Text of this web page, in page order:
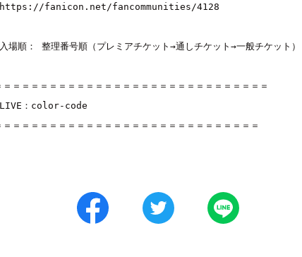
fanicon.net/fancommunities/4128
場順： 整理番号順（プレミアチケット→通しチケット→一般チケット）
＝＝＝＝＝＝＝＝＝＝＝＝＝＝＝＝＝＝＝＝＝＝＝＝＝＝＝＝＝
： color-code
＝＝＝＝＝＝＝＝＝＝＝＝＝＝＝＝＝＝＝＝＝＝＝＝＝＝＝＝